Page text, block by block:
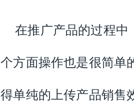
在推广产品的过程中
个方面操作也是很简单
得单纯的上传产品销售